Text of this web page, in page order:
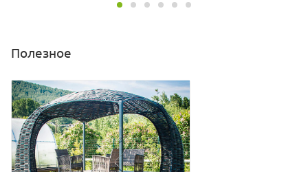
Полезное